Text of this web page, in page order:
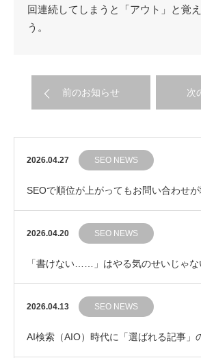
回連続してしまうと「アウト」と覚
う。
前のお知らせ 次
2026.04.27 SEO NEWS
SEOで順位が上がってもお問い合わせ
ぜ？ 成果につながるキーワード選びの考
2026.04.20 SEO NEWS
「書けない……」はやる気のせいじゃ
の集中力を守る「ポモドーロ・テクニッ
2026.04.13 SEO NEWS
AI検索（AIO）時代に「選ばれる記事」